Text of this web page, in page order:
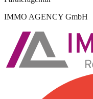
IMMO AGENCY GmbH